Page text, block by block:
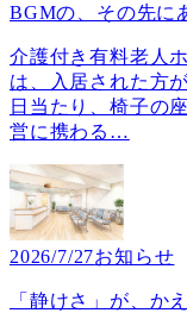
BGMの、その先に
介護付き有料老人
は、入居された方
日当たり、椅子の
営に携わる …
2026/7/27お知らせ
「静けさ」が、か